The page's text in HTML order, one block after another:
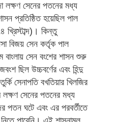
লক্ষণ সেনের পতনের মধ্য
প্রতিষ্ঠিত হয়েছিল পাল
খ্রিস্টাব্দ)। কিন্তু
বিজয় সেন কর্তৃক পাল
বাংলায় সেন বংশের শাসন শুরু
ছিল উচ্চবর্ণের এবং হিন্দু
সেনাপতি বখতিয়ার খিলজির
সেনের পতনের মধ্য
পতন ঘটে এবং এর পরবর্তীতে